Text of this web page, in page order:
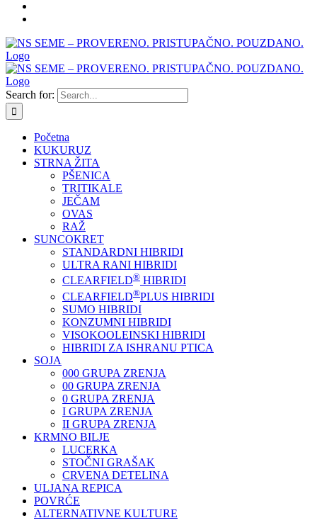
Search for:
Početna
KUKURUZ
STRNA ŽITA
PŠENICA
TRITIKALE
JEČAM
OVAS
RAŽ
SUNCOKRET
STANDARDNI HIBRIDI
ULTRA RANI HIBRIDI
CLEARFIELD® HIBRIDI
CLEARFIELD®PLUS HIBRIDI
SUMO HIBRIDI
KONZUMNI HIBRIDI
VISOKOOLEINSKI HIBRIDI
HIBRIDI ZA ISHRANU PTICA
SOJA
000 GRUPA ZRENJA
00 GRUPA ZRENJA
0 GRUPA ZRENJA
I GRUPA ZRENJA
II GRUPA ZRENJA
KRMNO BILJE
LUCERKA
STOČNI GRAŠAK
CRVENA DETELINA
ULJANA REPICA
POVRĆE
ALTERNATIVNE KULTURE